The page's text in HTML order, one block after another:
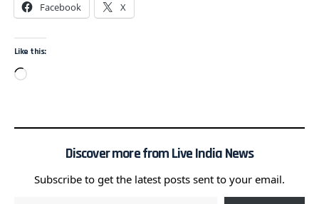
Facebook X
Like this:
Discover more from Live India News
Subscribe to get the latest posts sent to your email.